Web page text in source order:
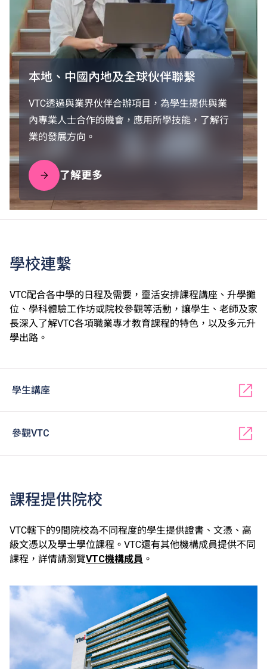
本地、中國內地及全球伙伴聯繫
VTC透過與業界伙伴合辦項目，為學生提供與業
內專業人士合作的機會，應用所學技能，了解行
業的發展方向。
了解更多
學校連繫
VTC配合各中學的日程及需要，靈活安排課程講座、升學攤
位、學科體驗工作坊或院校參觀等活動，讓學生、老師及家
長深入了解VTC各項職業專才教育課程的特色，以及多元升
學出路。
學生講座
參觀VTC
課程提供院校
VTC轄下的9間院校為不同程度的學生提供證書、文憑、高
級文憑以及學士學位課程。VTC還有其他機構成員提供不同
課程，詳情請瀏覽VTC機構成員 。